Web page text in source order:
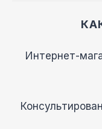
Интернет-